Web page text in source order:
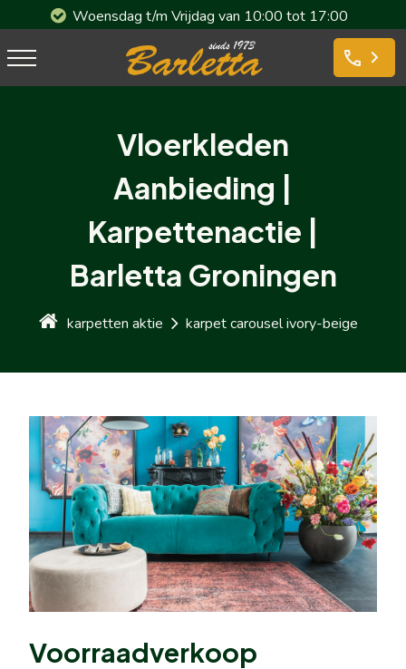
phone
Woensdag t/m Vrijdag van 10:00 tot 17:00
Vloerkleden
Aanbieding |
Karpettenactie |
Barletta Groningen
karpetten aktie karpet carousel ivory-beige
Voorraadverkoop